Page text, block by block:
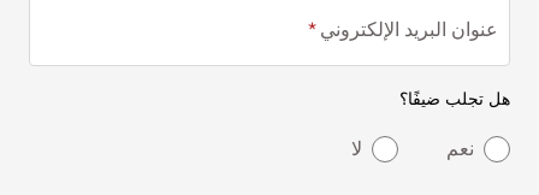
عنوان البريد الإلكتروني
هل تجلب ضيفًا؟
نعم لا